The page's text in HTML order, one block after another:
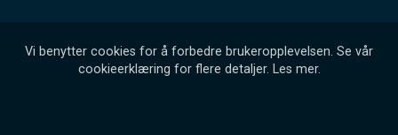
Vi benytter cookies for å forbedre brukeropplevelsen. Se vår
cookieerklæring for flere detaljer. Les mer.